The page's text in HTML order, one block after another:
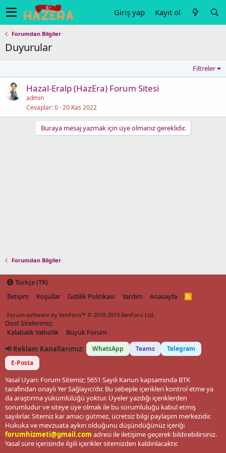
Giriş yap Kayıt ol
Forumdan Bilgiler
Duyurular
Filtreler
Hazal-Eralp (HazEra) Forum Sitesi
admin
Cevaplar 0 20 Kas 2022
Buraya mesaj yazmak için üye olmanız gereklidir.
Forumdan Bilgiler
Türkçe (TR)
İletişim
Koşullar Gizlilik Politikası Yardım Anasayfa
R
Forum software by XenForo™ © 2010-2019 XenForo Ltd.
Dost Sitelerimiz:
Kalabalık Yalnızlık
Büyük Forum
📢 Reklam Kanallarımız:
WhatsApp Teams
Telegram
E-Posta
Yasal Uyarı: Forum Sitemiz; 5651 Sayılı Kanun kapsamında BTK
tarafından onaylı Yer Sağlayıcı'dır. Bu sebeple içerikleri kontrol etme ya
da araştırma yükümlülüğü yoktur. Üyeler yazdığı içeriklerden
sorumludur ve siteye üye olmak ile bu sorumluluğu kabul etmiş
sayılırlar. Sitemiz kar amacı gütmez, ücretsiz bilgi paylaşım merkezidir.
Hukuka ve mevzuata aykırı olduğunu düşündüğünüz içeriği
forumhizmeti@gmail.com adresi ile iletişime geçerek bildirebilirsiniz.
Yasal süre içerisinde ilgili içerikler sitemizden kaldırılacaktır.